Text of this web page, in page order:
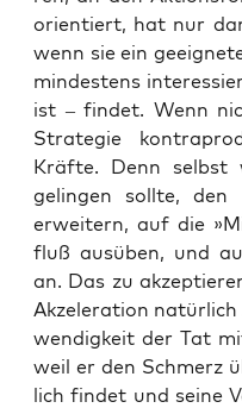
ori­en­tiert, hat nur
wenn sie ein
min­des­tens
ist – fin­det. Wenn
Stra­te­gie
Kräf­te. Denn selbst
gelin­gen soll­te, den
erwei­tern, auf die
fluß aus­üben, und
an. Das zu
Akze­le­ra­ti­on
wen­dig­keit der Tat
weil er den Schmerz
lich fin­det und sei­ne